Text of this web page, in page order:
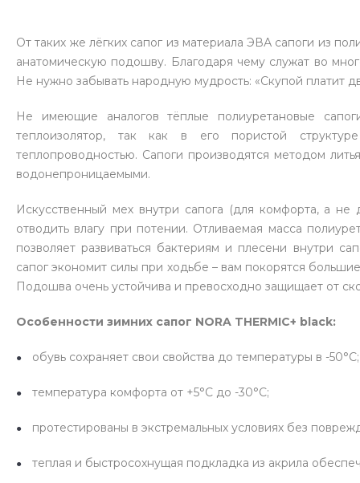
От таких же лёгких сапог из материала ЭВА сапоги из
анатомическую подошву. Благодаря чему служат во
Не нужно забывать народную мудрость: «Скупой платит
Не имеющие аналогов тёплые полиуретановые
теплоизолятор, так как в его пористой
теплопроводностью. Сапоги производятся методом
водонепроницаемыми.
Искусственный мех внутри сапога (для комфорта, а
отводить влагу при потении. Отливаемая масса
позволяет развиваться бактериям и плесени внутри
сапог экономит силы при ходьбе – вам покорятся
Подошва очень устойчива и превосходно защищает от
Особенности зимних сапог NORA THERMIC+ black:
обувь сохраняет свои свойства до температуры в -50°C;
температура комфорта от +5°C до -30°C;
протестированы в экстремальных условиях без
теплая и быстросохнущая подкладка из акрила